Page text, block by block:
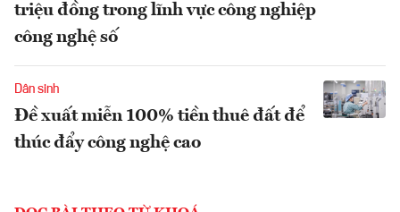
triệu đồng trong lĩnh vực công nghiệp
công nghệ số
Dân sinh
Đề xuất miễn 100% tiền thuê đất để
thúc đẩy công nghệ cao